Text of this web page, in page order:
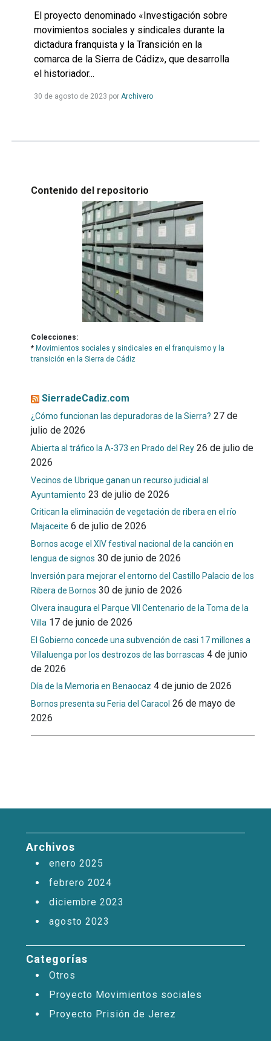
El proyecto denominado «Investigación sobre
movimientos sociales y sindicales durante la
dictadura franquista y la Transición en la
comarca de la Sierra de Cádiz», que desarrolla
el historiador...
30 de agosto de 2023 por ArchiveroLeer
Contenido del repositorio
Colecciones:
* Movimientos sociales y sindicales en el franquismo y la
transición en la Sierra de Cádiz
SierradeCadiz.com
¿Cómo funcionan las depuradoras de la Sierra? 27 de
julio de 2026
Abierta al tráfico la A-373 en Prado del Rey 26 de julio de
2026
Vecinos de Ubrique ganan un recurso judicial al
Ayuntamiento 23 de julio de 2026
Critican la eliminación de vegetación de ribera en el río
Majaceite 6 de julio de 2026
Bornos acoge el XIV festival nacional de la canción en
lengua de signos 30 de junio de 2026
Inversión para mejorar el entorno del Castillo Palacio de los
Ribera de Bornos 30 de junio de 2026
Olvera inaugura el Parque VII Centenario de la Toma de la
Villa 17 de junio de 2026
El Gobierno concede una subvención de casi 17 millones a
Villaluenga por los destrozos de las borrascas 4 de junio
de 2026
Día de la Memoria en Benaocaz 4 de junio de 2026
Bornos presenta su Feria del Caracol 26 de mayo de
2026
Archivos
enero 2025
febrero 2024
diciembre 2023
agosto 2023
Categorías
Otros
Proyecto Movimientos sociales
Proyecto Prisión de Jerez